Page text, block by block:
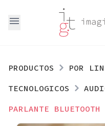
menu
PRODUCTOS
POR
TECNOLOGICOS
PARLANTE